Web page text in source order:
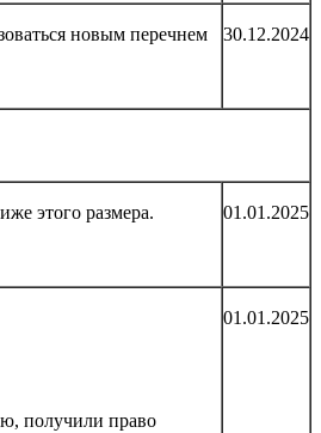
новым перечнем
30.12.2024
этого размера.
01.01.2025
получили право
01.01.2025